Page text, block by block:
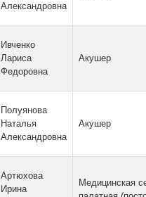
Александровна
Ивченко
Лариса
Федоровна
Акушер
Полуянова
Наталья
Александровна
Акушер
Артюхова
Ирина
Медицинская